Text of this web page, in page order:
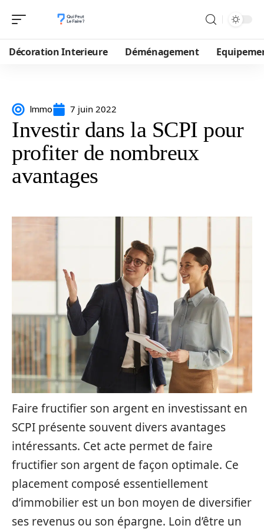
Décoration Interieure Déménagement
Immo 7 juin 2022
Investir dans la SCPI pour
profiter de nombreux
avantages
Faire fructifier son argent en investissant en
SCPI présente souvent divers avantages
intéressants. Cet acte permet de faire
fructifier son argent de façon optimale. Ce
placement composé essentiellement
d’immobilier est un bon moyen de diversifier
ses revenus ou son épargne. Loin d’être un